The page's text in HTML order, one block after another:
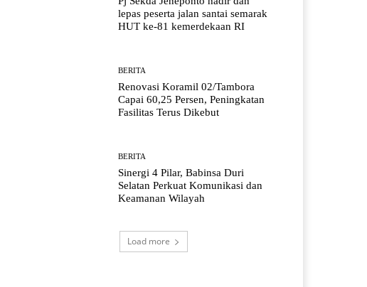
lepas peserta jalan santai semarak
HUT ke-81 kemerdekaan RI
BERITA
Renovasi Koramil 02/Tambora
Capai 60,25 Persen, Peningkatan
Fasilitas Terus Dikebut
BERITA
Sinergi 4 Pilar, Babinsa Duri
Selatan Perkuat Komunikasi dan
Keamanan Wilayah
Load more